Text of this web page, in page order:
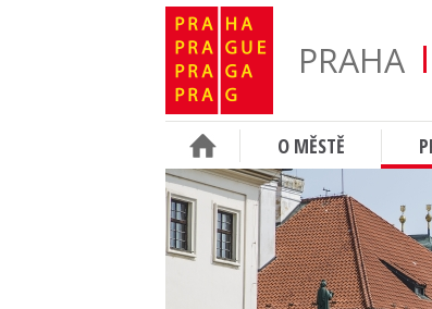
PRAHA
O MĚSTĚ